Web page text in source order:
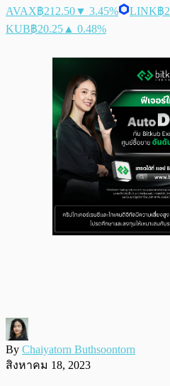
AVAX฿212.50▼ 3.45% LINK฿
KUB฿20.25 ▲ 0.48%
By Chaiyatorn Buthsoontorn
สิงหาคม 18, 2023